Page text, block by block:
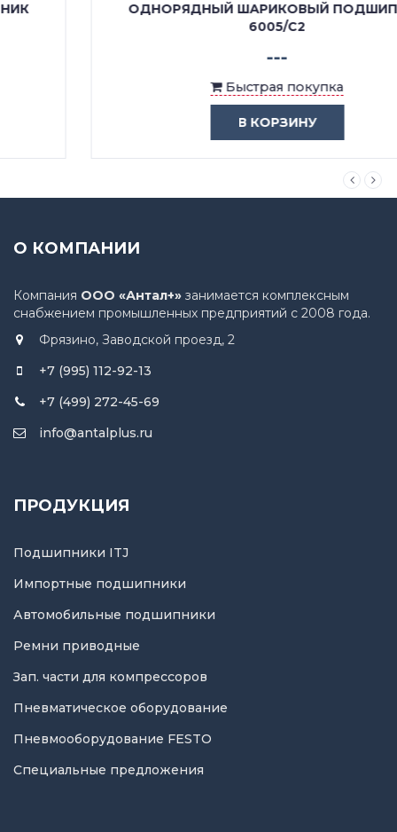
ОДНОРЯДНЫЙ ШАРИКОВЫЙ ПОДШИПНИК
Быстрая покупка
О КОМПАНИИ
Компания ООО «Антал+» занимается комплексным
снабжением промышленных предприятий с 2008 года.
Фрязино, Заводской проезд, 2
+7 (995) 112-92-13
+7 (499) 272-45-69
info@antalplus.ru
ПРОДУКЦИЯ
Подшипники ITJ
Импортные подшипники
Автомобильные подшипники
Ремни приводные
Зап. части для компрессоров
Пневматическое оборудование
Пневмооборудование FESTO
Специальные предложения